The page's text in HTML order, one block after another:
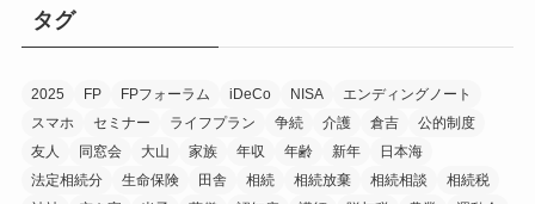
ー
タグ
2025 FP FPフォーラム iDeCo NISA
エンディングノート
スマホ
セミナー ライフプラン 争続 介護 倉吉
公的制度
友人
同窓会 大山 家族 年収 年齢 新年
日本海
法定相続分
生命保険 田舎 相続 相続放棄 相続相談
相続税